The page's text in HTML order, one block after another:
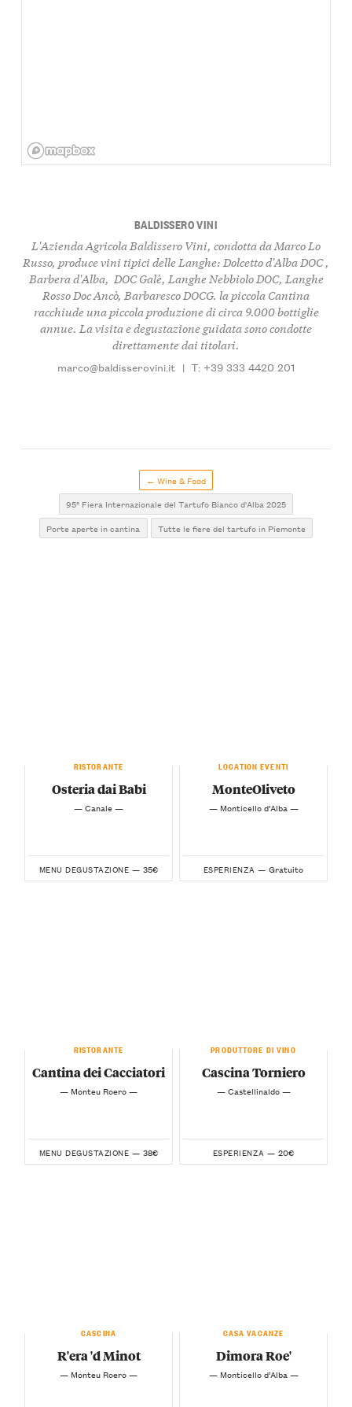
BALDISSERO VINI
L'Azienda Agricola Baldissero Vini, condotta da Marco Lo
Russo, produce vini tipici delle Langhe: Dolcetto d'Alba DOC ,
Barbera d'Alba, DOCGalè, Langhe Nebbiolo DOC, Langhe
Rosso DocAncò, Barbaresco DOCG. la piccola Cantina
racchiude una piccola produzione di circa9.000 bottiglie
annue. La visita e degustazione guidata sono condotte
direttamente dai titolari.
marco@baldisserovini.it | T: +39 333 4420 201
← Wine & Food
95° Fiera Internazionale del Tartufo Bianco d'Alba 2025
Porte aperte in cantina
Tutte le fiere del tartufo in Piemonte
RISTORANTE
Osteria dai Babi
— Canale —
MENU DEGUSTAZIONE — 35€
LOCATION EVENTI
MonteOliveto
— Monticello d’Alba —
ESPERIENZA — Gratuito
RISTORANTE
Cantina dei Cacciatori
— Monteu Roero —
MENU DEGUSTAZIONE — 38€
PRODUTTORE DI VINO
Cascina Torniero
— Castellinaldo —
ESPERIENZA — 20€
CASCINA
R'era 'd Minot
— Monteu Roero —
CASA VACANZE
Dimora Roe'
— Monticello d’Alba —